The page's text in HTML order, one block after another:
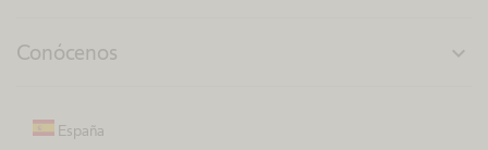
Conócenos expand_more
España